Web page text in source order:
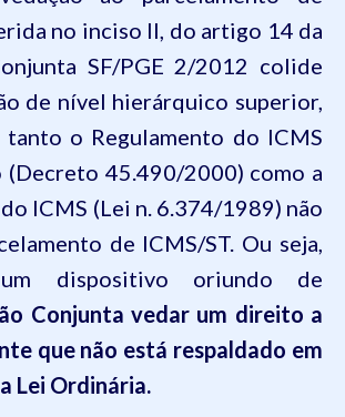
no inciso II, do artigo 14 da
SF/PGE 2/2012 colide
de nível hierárquico superior,
tanto o Regulamento do ICMS
(Decreto 45.490/2000) como a
ICMS (Lei n. 6.374/1989) não
de ICMS/ST. Ou seja,
um dispositivo oriundo de
Conjunta vedar um direito a
que não está respaldado em
Lei Ordinária.